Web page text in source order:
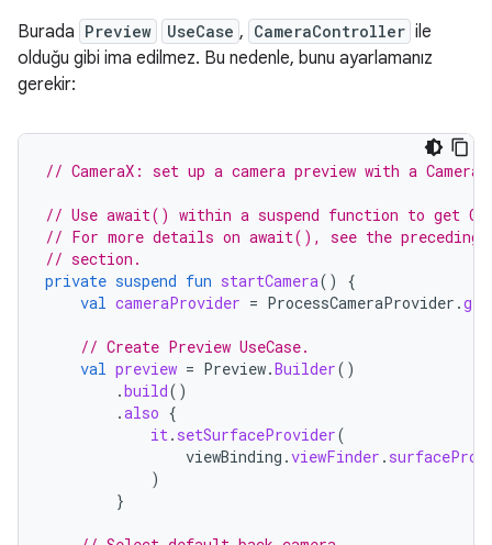
Burada Preview UseCase , CameraController ile
olduğu gibi ima edilmez. Bu nedenle, bunu ayarlamanız
gerekir:
// CameraX: set up a camera preview with a
// Use await() within a suspend function to get
// For more details on await(), see the preceding
// section.
private suspend fun startCamera()
{
val cameraProvider = ProcessCameraProvider .
// Create Preview UseCase.
val preview = Preview.Builder()
.build()
.also {
it. setSurfaceProvider(
viewBinding .viewFinder .
)
}